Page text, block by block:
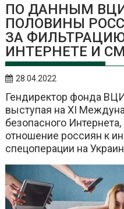
ПО ДАННЫМ
ПОЛОВИНЫ
ЗА
ИНТЕРНЕТЕ И
28.04.2022
Гендиректор фонда
выступая на XI
безопасного
отношение россиян к
спецоперации на